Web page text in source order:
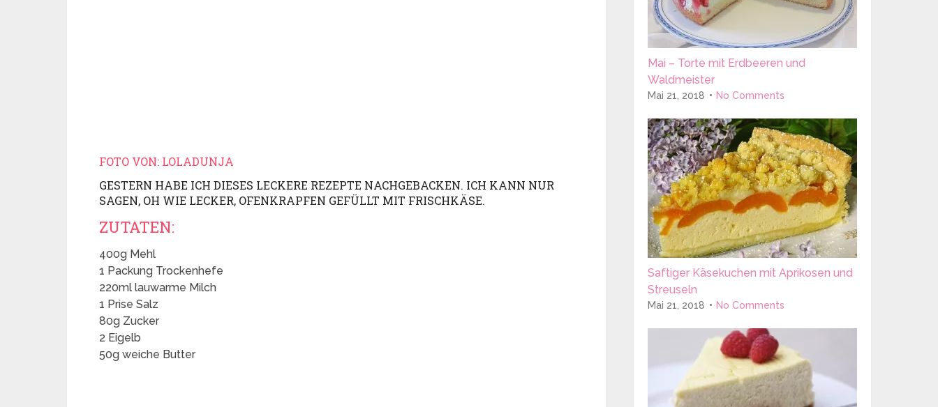
FOTO VON: LOLADUNJA
GESTERN HABE ICH DIESES LECKERE REZEPTE NACHGEBACKEN. ICH KANN NUR
SAGEN, OH WIE LECKER, OFENKRAPFEN GEFÜLLT MIT FRISCHKÄSE.
ZUTATEN:
400g Mehl
1 Packung Trockenhefe
220ml lauwarme Milch
1 Prise Salz
80g Zucker
2 Eigelb
50g weiche Butter
Mai – Torte mit Erdbeeren und
Waldmeister
Mai 21, 2018 No Comments
Saftiger Käsekuchen mit Aprikosen und
Streuseln
Mai 21, 2018 No Comments